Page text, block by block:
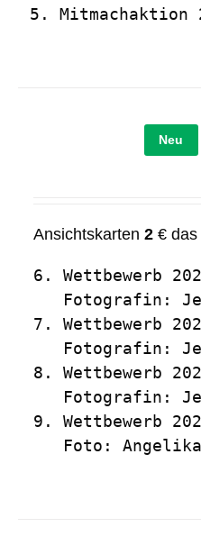
5.
Neu
Ansichtskarten 2€ das
6. Wettbewerb
Fotografin:
7. Wettbewerb
Fotografin:
8. Wettbewerb
Fotografin:
9. Wettbewerb
Foto: